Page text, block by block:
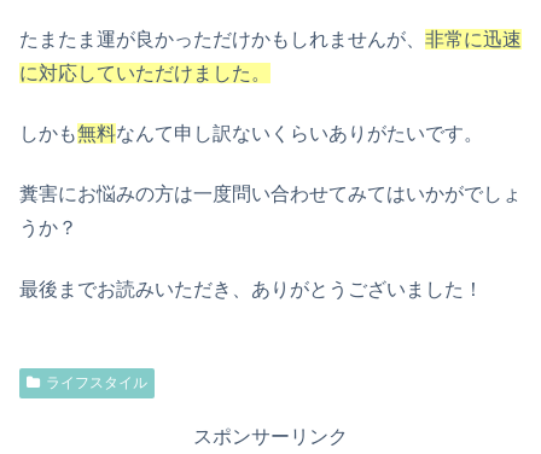
たまたま運が良かっただけかもしれませんが、 非常に迅速
に対応していただけました。
しかも無料なんて申し訳ないくらいありがたいです。
糞害にお悩みの方は一度問い合わせてみてはいかがでしょ
うか？
最後までお読みいただき、ありがとうございました！
ライフスタイル
スポンサーリンク